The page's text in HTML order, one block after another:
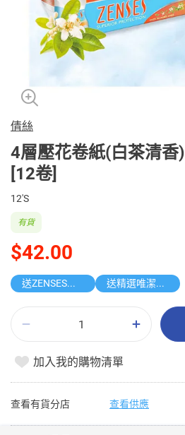
倩絲
4層壓花卷紙(白茶清香)
[12卷]
12'S
$42.00
有貨
送ZENSES迷你鎖匙扣相機 送精選唯潔雅原箱紙品
加入我的購物清單
查看有貨分店 查看供應